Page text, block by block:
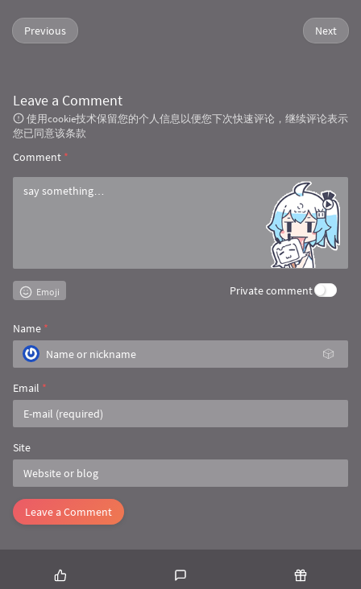
Next
Previous
Leave a Comment
使用cookie技术保留您的个人信息以便您下次快速评论，继续评论表示
您已同意该条款
Comment *
Emoji Private comment
Name *
🎲
Email *
Site
Leave a Comment